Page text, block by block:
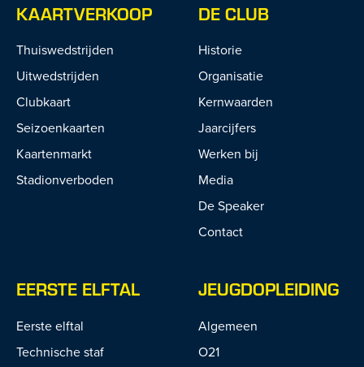
KAARTVERKOOP
Thuiswedstrijden
Uitwedstrijden
Clubkaart
Seizoenkaarten
Kaartenmarkt
Stadionverboden
DE CLUB
Historie
Organisatie
Kernwaarden
Jaarcijfers
Werken bij
Media
De Speaker
Contact
EERSTE ELFTAL
Eerste elftal
Technische staf
JEUGDOPLEIDING
Algemeen
O21